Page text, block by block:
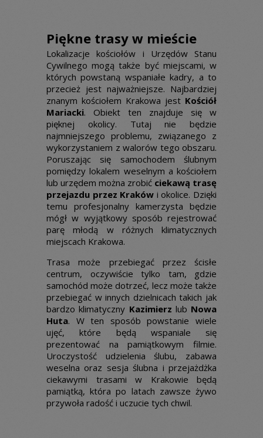
Piękne trasy w mieście
Lokalizacje kościołów i Urzędów Stanu
Cywilnego mogą także być miejscami, w
których powstaną wspaniałe kadry, a to
przecież jest najważniejsze. Najbardziej
znanym kościołem Krakowa jest Kościół
Mariacki. Obiekt ten znajduje się w
pięknej okolicy. Tutaj nie będzie
najmniejszego problemu, związanego z
wykorzystaniem z walorów tego obszaru.
Poruszając się samochodem ślubnym
pomiędzy lokalem weselnym a kościołem
lub urzędem można zrobić ciekawą trasę
przejazdu przez Kraków i okolice. Dzięki
temu profesjonalny kamerzysta będzie
mógł w wyjątkowy sposób rejestrować
parę młodą w różnych klimatycznych
miejscach Krakowa.
Trasa może przebiegać przez ścisłe
centrum, oczywiście tylko tam, gdzie
samochód może dotrzeć, lecz może także
przebiegać w innych dzielnicach takich jak
bardzo klimatyczny Kazimierz lub Nowa
Huta. W ten sposób powstanie wiele
ujęć, które będą wspaniale się
prezentować na pamiątkowym filmie.
Uroczystość udzielenia ślubu, zabawa
weselna oraz sesja ślubna i przejażdżka
ciekawymi trasami w Krakowie będą
pamiątką, która po latach zawsze żywo
przywoła radość i uczucie tych chwil.